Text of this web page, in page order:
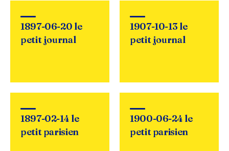
1897-06-20 le
petit journal
1907-10-13 le
petit journal
1897-02-14 le
petit parisien
1900-06-24 le
petit parisien